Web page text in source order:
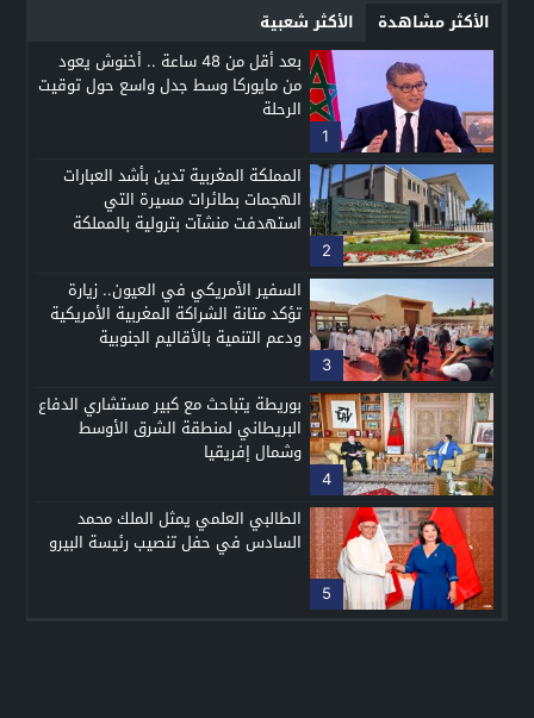
الأكثر مشاهدة الأكثر شعبية
1
بعد أقل من 48 ساعة .. أخنوش يعود
من مايوركا وسط جدل واسع حول توقيت
الرحلة
2
المملكة المغربية تدين بأشد العبارات
الهجمات بطائرات مسيرة التي
استهدفت منشآت بترولية بالمملكة
3
السفير الأمريكي في العيون.. زيارة
تؤكد متانة الشراكة المغربية الأمريكية
ودعم التنمية بالأقاليم الجنوبية
4
بوريطة يتباحث مع كبير مستشاري الدفاع
البريطاني لمنطقة الشرق الأوسط
وشمال إفريقيا
5
الطالبي العلمي يمثل الملك محمد
السادس في حفل تنصيب رئيسة البيرو